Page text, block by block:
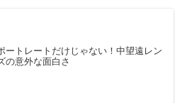
ートレートだけじゃない！中望遠レン
の意外な面白さ